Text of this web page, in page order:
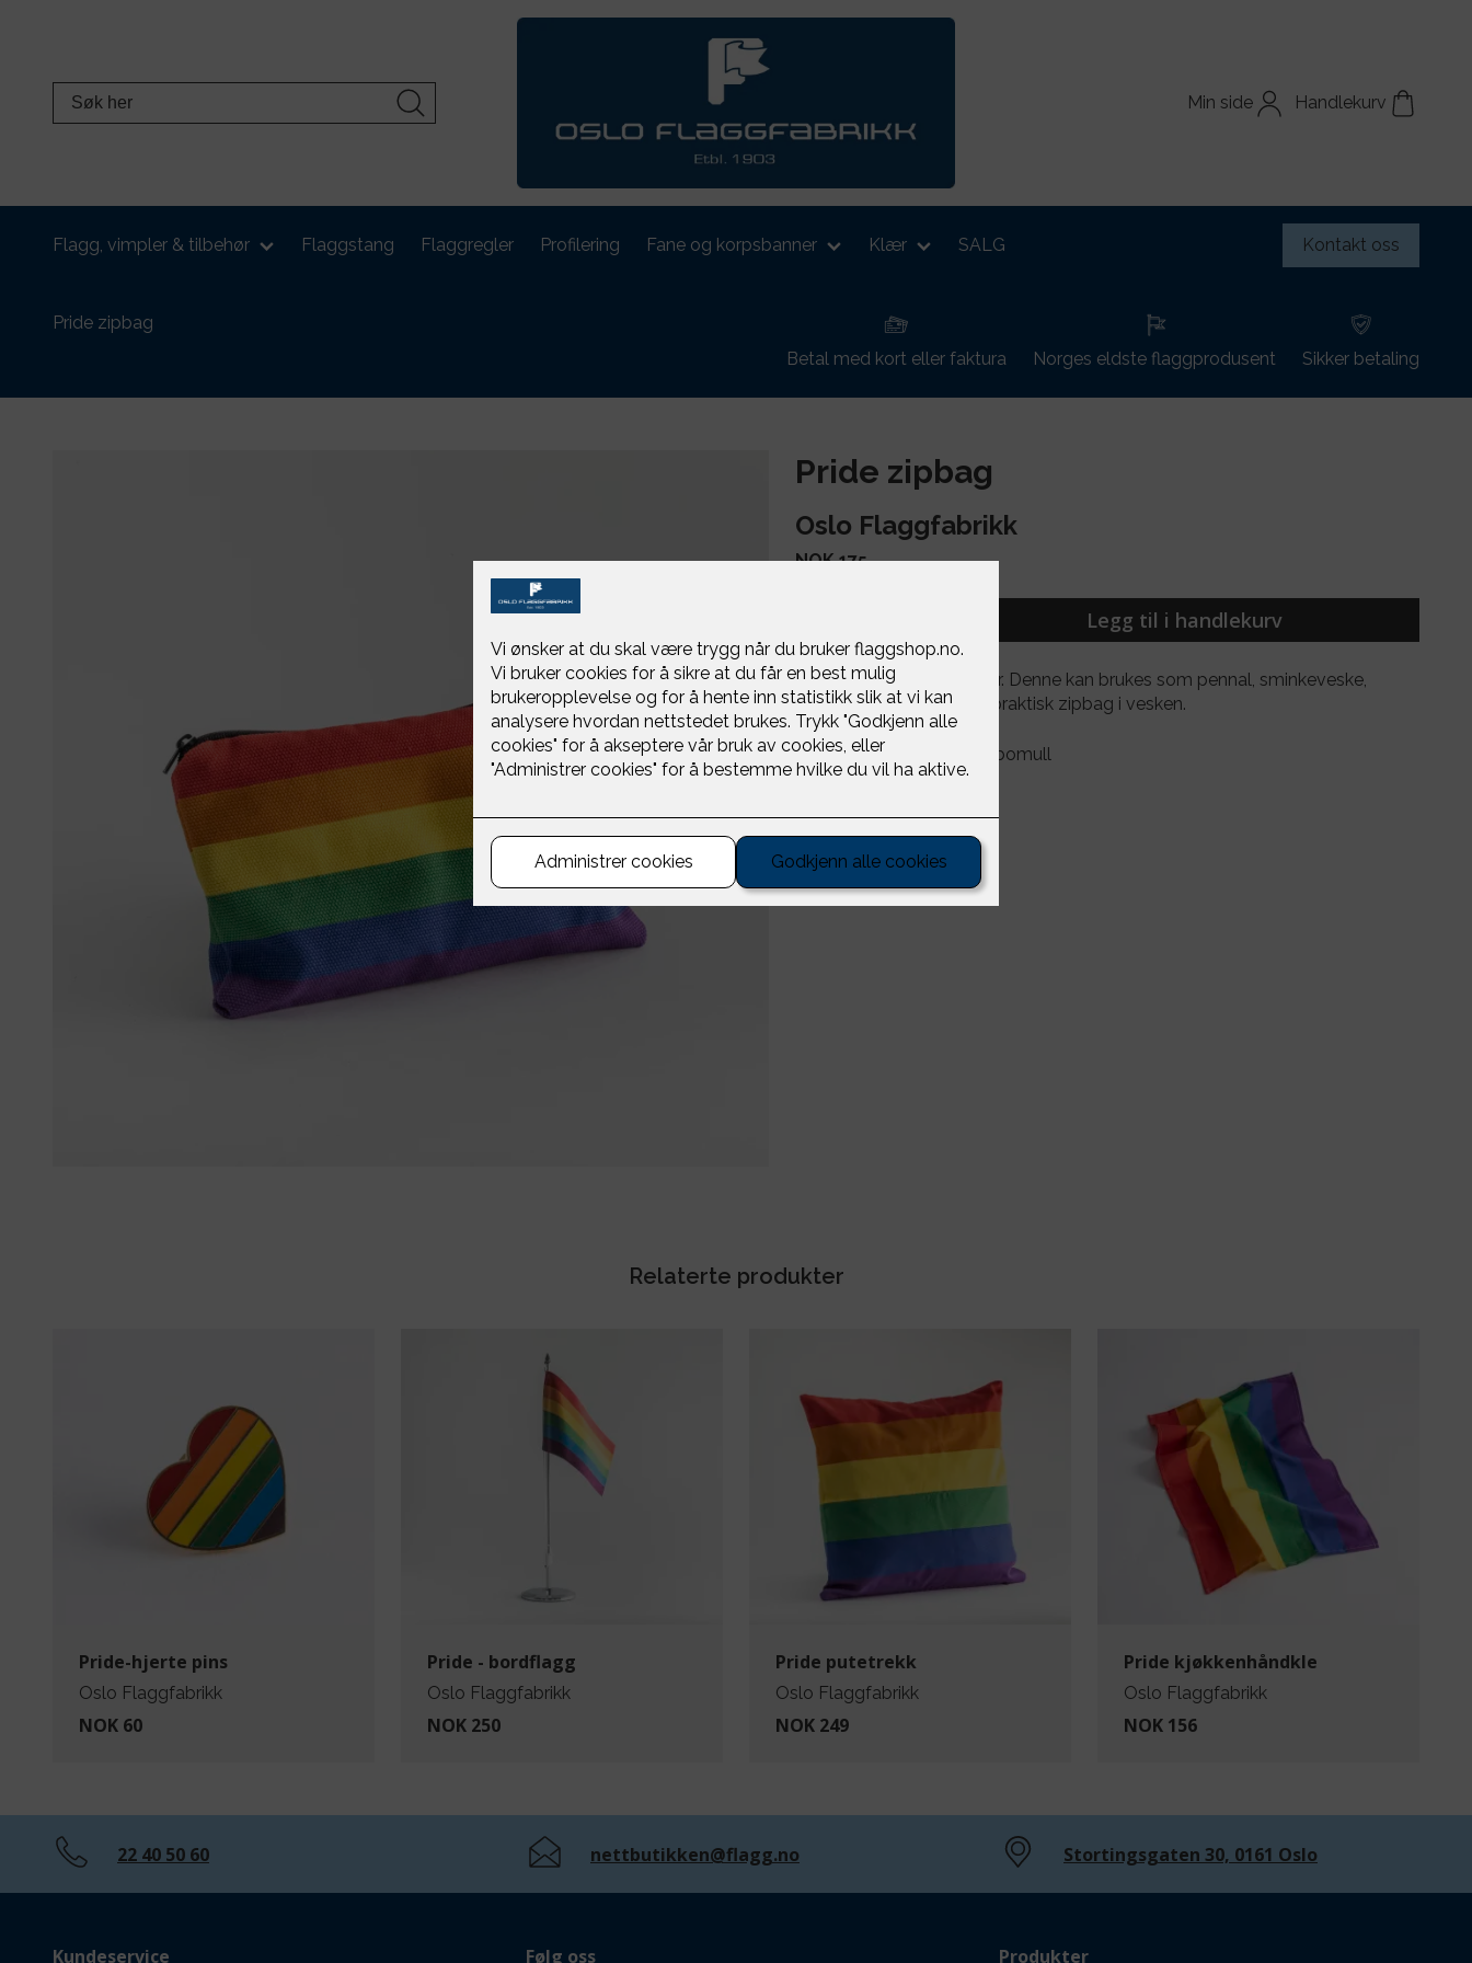
Min side Handlekurv
Flagg, vimpler & tilbehør Flaggstang Flaggregler Profilering Fane og korpsbanner Klær SALG Kontakt oss
Pride zipbag
Betal med kort eller faktura
Norges eldste flaggprodusent Sikker betaling
Pride zipbag
Oslo Flaggfabrikk
NOK 175
Legg til i handlekurv
En zipbag i regnbuefarger. Denne kan brukes som pennal, sminkeveske,
lommebok eller som en praktisk zipbag i vesken.
Str 21 x 12,5 cm, trykket i bomull
Relaterte produkter
Pride-hjerte pins
Oslo Flaggfabrikk
NOK 60
Pride - bordflagg
Oslo Flaggfabrikk
NOK 250
Pride putetrekk
Oslo Flaggfabrikk
NOK 249
Pride kjøkkenhåndkle
Oslo Flaggfabrikk
NOK 156
22 40 50 60 nettbutikken@flagg.no Stortingsgaten 30, 0161 Oslo
Kundeservice Følg oss Produkter